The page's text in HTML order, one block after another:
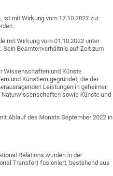
mit Wirkung vom 17.10.2022 zur
mit Wirkung vom 01.10.2022 unter
Sein Beamtenverhältnis auf Zeit zum
Wissenschaften und Künste
und Künstlern gegründet, die der
Leistungen in geheimer
sowie Künste und
Ablauf des Monats September 2022 in
Relations wurden in der
Transfer) fusioniert, bestehend aus